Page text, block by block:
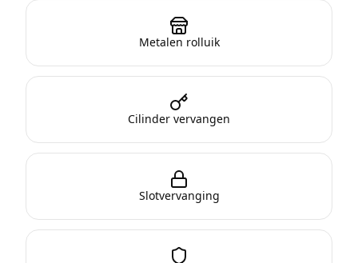
Metalen rolluik
Cilinder vervangen
Slotvervanging